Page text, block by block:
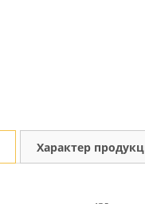
Характер